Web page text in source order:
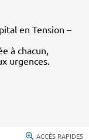
en Tension –
à chacun,
urgences.
ACCÈS RAPIDES